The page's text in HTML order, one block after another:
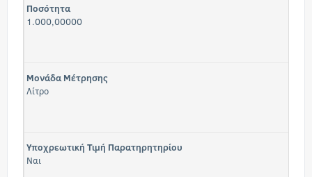
Ποσότητα
1.000,00000
Μονάδα Μέτρησης
Λίτρο
Υποχρεωτική Τιμή Παρατηρητηρίου
Ναι